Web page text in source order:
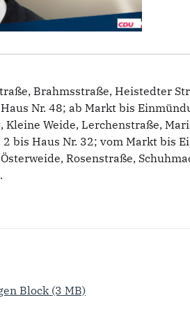
Brahmsstraße, Heistedter
Nr. 48; ab Markt bis
Kleine Weide, Lerchenstraße,
bis Haus Nr. 32; vom Markt bis
Rosenstraße,
Block(3 MB)